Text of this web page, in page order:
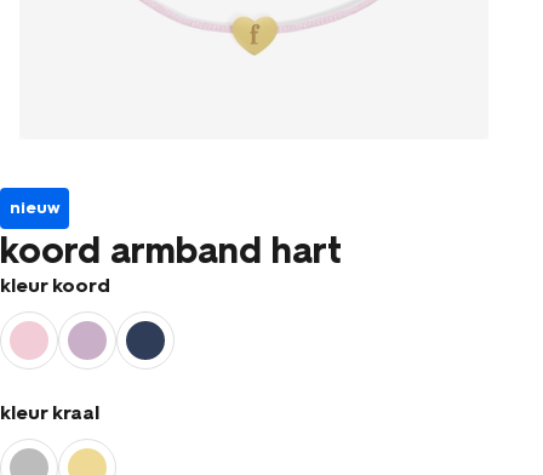
nieuw
koord armband hart
kleur koord
kleur kraal